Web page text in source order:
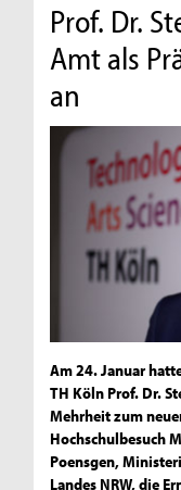
Prof. Dr.
Amt als
an
Am 24. Januar
TH Köln Prof. Dr.
Mehrheit zum
Hochschulbesuch
Poensgen,
Landes NRW, die